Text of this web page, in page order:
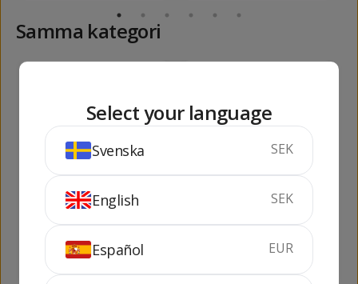
Samma kategori
Oli d'Oliva Espelt
50 cl
Oli Olirium
50 cl
Select your language
Svenska SEK
English SEK
Español EUR